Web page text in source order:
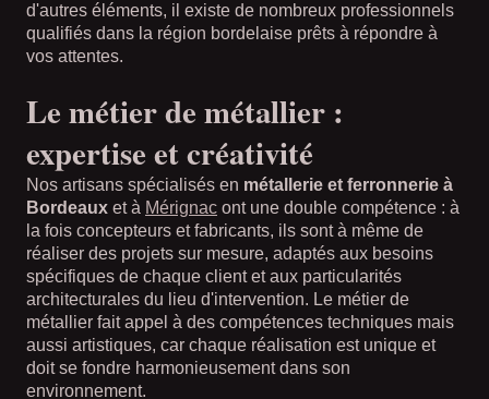
d'autres éléments, il existe de nombreux professionnels
qualifiés dans la région bordelaise prêts à répondre à
vos attentes.
Le métier de métallier :
expertise et créativité
Nos artisans spécialisés en métallerie et ferronnerie à
Bordeaux et à Mérignac ont une double compétence : à
la fois concepteurs et fabricants, ils sont à même de
réaliser des projets sur mesure, adaptés aux besoins
spécifiques de chaque client et aux particularités
architecturales du lieu d'intervention. Le métier de
métallier fait appel à des compétences techniques mais
aussi artistiques, car chaque réalisation est unique et
doit se fondre harmonieusement dans son
environnement.